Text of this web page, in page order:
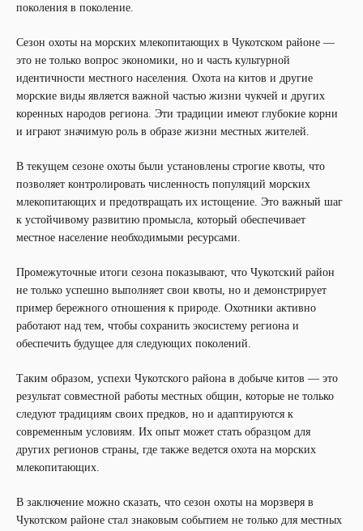
поколения в поколение.
Сезон охоты на морских млекопитающих в Чукотском районе —
это не только вопрос экономики, но и часть культурной
идентичности местного населения. Охота на китов и другие
морские виды является важной частью жизни чукчей и других
коренных народов региона. Эти традиции имеют глубокие корни
и играют значимую роль в образе жизни местных жителей.
В текущем сезоне охоты были установлены строгие квоты, что
позволяет контролировать численность популяций морских
млекопитающих и предотвращать их истощение. Это важный шаг
к устойчивому развитию промысла, который обеспечивает
местное население необходимыми ресурсами.
Промежуточные итоги сезона показывают, что Чукотский район
не только успешно выполняет свои квоты, но и демонстрирует
пример бережного отношения к природе. Охотники активно
работают над тем, чтобы сохранить экосистему региона и
обеспечить будущее для следующих поколений.
Таким образом, успехи Чукотского района в добыче китов — это
результат совместной работы местных общин, которые не только
следуют традициям своих предков, но и адаптируются к
современным условиям. Их опыт может стать образцом для
других регионов страны, где также ведется охота на морских
млекопитающих.
В заключение можно сказать, что сезон охоты на морзверя в
Чукотском районе стал знаковым событием не только для местных